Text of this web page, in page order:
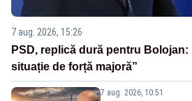
7 aug. 2026, 15:26
PSD, replică dură pentru
situație de forță majoră”
7 aug. 2026, 10:51